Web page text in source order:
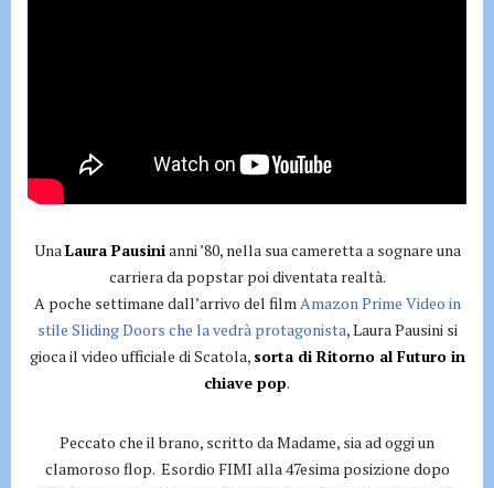
UnaLaura Pausinianni ’80, nella sua cameretta a sognare una
carriera da popstar poi diventata realtà.
A poche settimane dall’arrivo del filmAmazon Prime Video in
stile Sliding Doors che la vedrà protagonista, Laura Pausini si
gioca il video ufficiale di Scatola, sorta di Ritorno al Futuro in
chiave pop.
Peccato che il brano, scritto da Madame, sia ad oggi un
clamoroso flop. Esordio FIMI alla 47esima posizione dopo